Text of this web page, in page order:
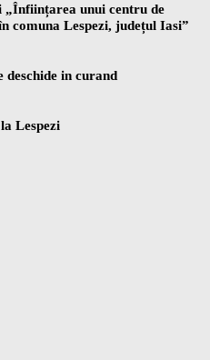
unui centru de
comuna Lespezi, județul Iasi”
deschide in curand
Lespezi